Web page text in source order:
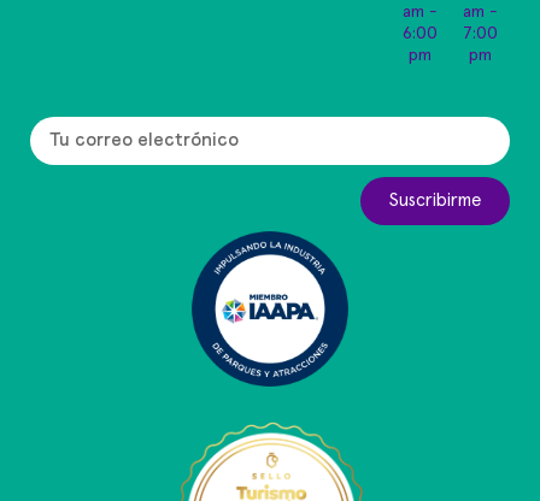
am -
6:00
pm
am -
7:00
pm
Suscribirme